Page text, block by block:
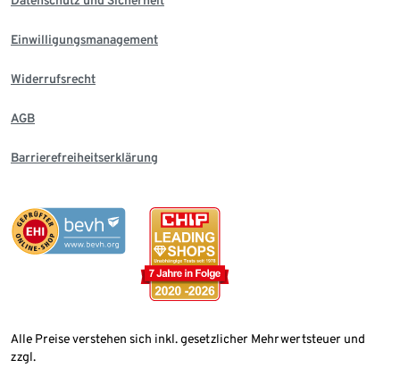
Einwilligungsmanagement
Widerrufsrecht
AGB
Barrierefreiheitserklärung
Alle Preise verstehen sich inkl. gesetzlicher Mehrwertsteuer und
zzgl.